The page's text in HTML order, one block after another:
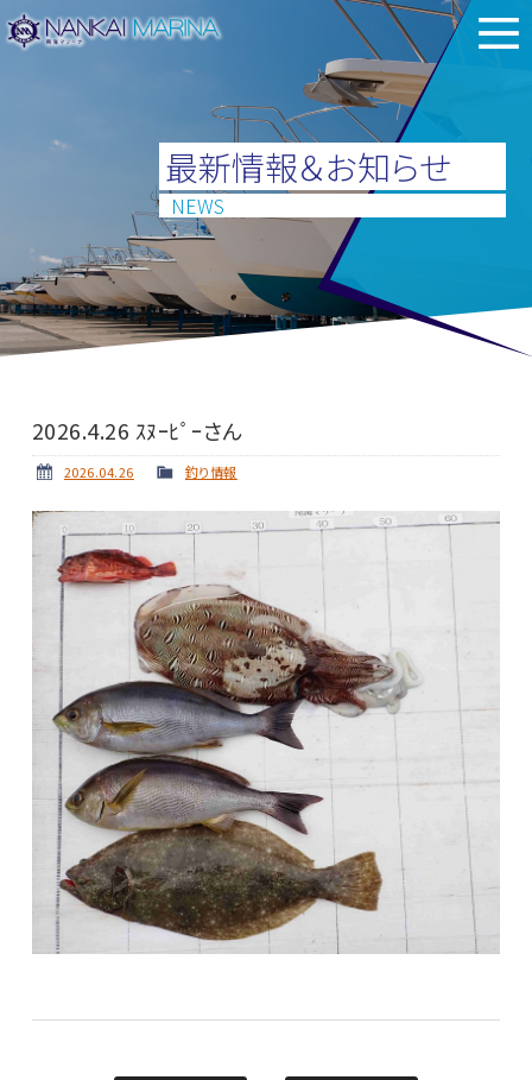
最新情報＆お知らせ
NEWS
2026.4.26 ｽﾇｰﾋﾟｰさん
2026.04.26 釣り情報